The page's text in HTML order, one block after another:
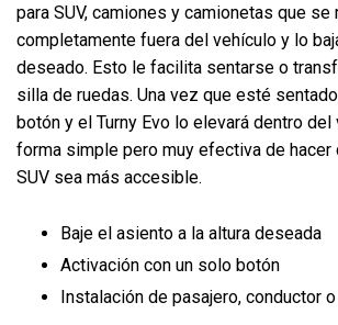
para SUV, camiones y camionetas que se
completamente fuera del vehículo y lo
deseado. Esto le facilita sentarse o
silla de ruedas. Una vez que esté
botón y el Turny Evo lo elevará dentro del
forma simple pero muy efectiva de hacer
SUV sea más accesible.
Baje el asiento a la altura deseada
Activación con un solo botón
Instalación de pasajero, conductor